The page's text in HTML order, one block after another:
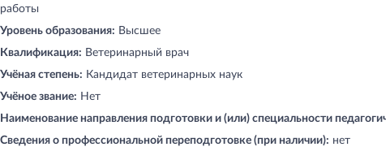
работы
Уровень образования: Высшее
Квалификация: Ветеринарный врач
Учёная степень: Кандидат ветеринарных наук
Учёное звание: Нет
Наименование направления подготовки и (или) специальности
Сведения о профессиональной переподготовке (при наличии): нет